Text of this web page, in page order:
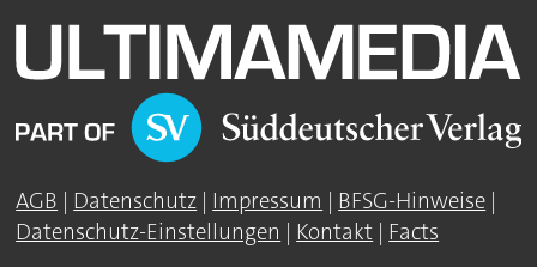
AGB | Datenschutz | Impressum | BFSG-Hinweise |
Datenschutz-Einstellungen | Kontakt | Facts